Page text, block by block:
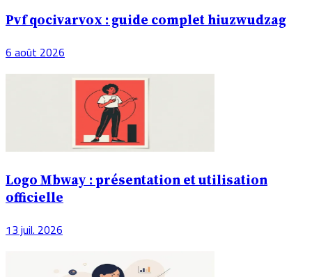
Pvf qocivarvox : guide complet hiuzwudzag
6 août 2026
Logo Mbway : présentation et utilisation
officielle
13 juil. 2026